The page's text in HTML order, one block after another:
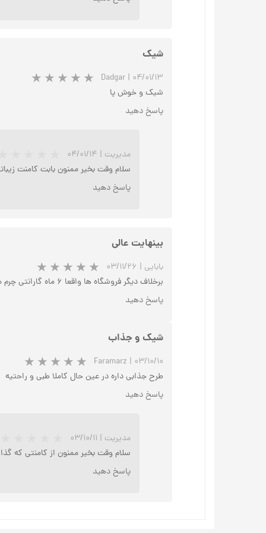
شیک و جذاب
Faramarz | ۰۳/۱۰/۱۰
طرح جذابی داره در عین حال کاملا طبی و راحتیه
پاسخ دهید
مدیریت | ۰۳/۱۰/۱۱
سلام وقت بخیر ممنون از کامنتی که
پاسخ دهید
بینهایت عالی
بابایی | ۰۳/۱۱/۲۶
برخلاف دیگر فروشگاه ها واقعا ۶ ماه گارانتی چرم میخچی برام فعال شد و تونستم کفشم که سایز پام نبود تعویض کنم
پاسخ دهید
شیک
Dadgar | ۰۴/۰۱/۱۳
شیک و خوش پا
پاسخ دهید
مدیریت | ۰۴/۰۱/۱۴
سلام وقت بخیر ممنون بابت کامنت
پاسخ دهید